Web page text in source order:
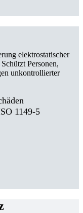
elektrostatischer
Personen,
unkontrollierter
1149-5